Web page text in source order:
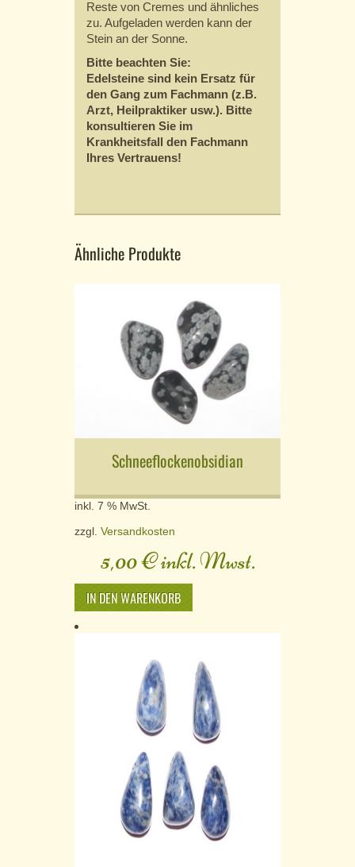
Reste von Cremes und ähnliches
zu. Aufgeladen werden kann der
Stein an der Sonne.
Bitte beachten Sie:
Edelsteine sind kein Ersatz für
den Gang zum Fachmann (z.B.
Arzt, Heilpraktiker usw.). Bitte
konsultieren Sie im
Krankheitsfall den Fachmann
Ihres Vertrauens!
Ähnliche Produkte
Schneeflockenobsidian
inkl. 7 % MwSt.
zzgl. Versandkosten
5,00€inkl. Mwst.
IN DEN WARENKORB